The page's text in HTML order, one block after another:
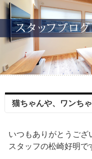
猫ちゃんや、ワンち
いつもありがとうござ
スタッフの松崎好明で